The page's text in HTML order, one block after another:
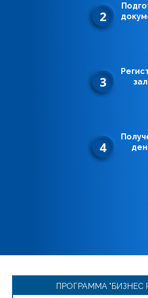
2
3
4
ПРОГРАММА "БИЗНЕС